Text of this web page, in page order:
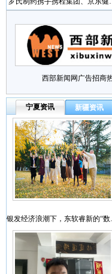
西部新闻网广告招商
宁夏资讯 新疆资讯
银发经济浪潮下，东软睿新的“